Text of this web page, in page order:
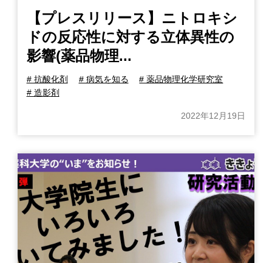
【プレスリリース】ニトロキシ
ドの反応性に対する立体異性の
影響(薬品物理...
# 抗酸化剤 # 病気を知る
# 薬品物理化学研究室
# 造影剤
2022年12月19日